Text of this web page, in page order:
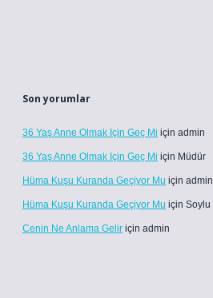
Son yorumlar
36 Yaş Anne Olmak Için Geç Mi için admin
36 Yaş Anne Olmak Için Geç Mi için Müdür
Hüma Kuşu Kuranda Geçiyor Mu için admin
Hüma Kuşu Kuranda Geçiyor Mu için Soylu
Cenin Ne Anlama Gelir için admin